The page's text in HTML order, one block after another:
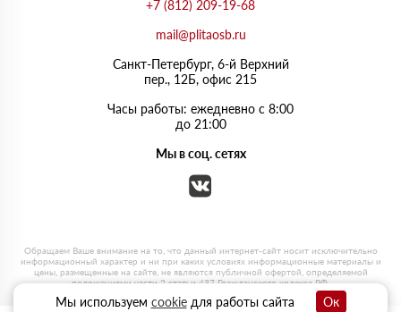
+7 (812) 209-19-68
mail@plitaosb.ru
Санкт-Петербург, 6-й Верхний
пер., 12Б, офис 215
Часы работы: ежедневно с 8:00
до 21:00
Мы в соц. сетях
Мы используем cookieдля работы сайта Ок